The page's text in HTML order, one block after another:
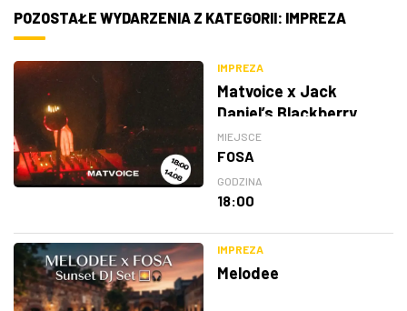
POZOSTAŁE WYDARZENIA Z KATEGORII: IMPREZA
IMPREZA
Matvoice x Jack
Daniel’s Blackberry
MIEJSCE
FOSA
GODZINA
18:00
IMPREZA
Melodee